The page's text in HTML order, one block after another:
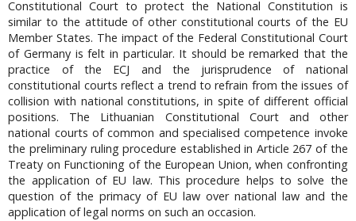
Constitutional Court to protect the National Constitution is
similar to the attitude of other constitutional courts of the EU
Member States. The impact of the Federal Constitutional Court
of Germany is felt in particular. It should be remarked that the
practice of the ECJ and the jurisprudence of national
constitutional courts reflect a trend to refrain from the issues of
collision with national constitutions, in spite of different official
positions. The Lithuanian Constitutional Court and other
national courts of common and specialised competence invoke
the preliminary ruling procedure established in Article 267 of the
Treaty on Functioning of the European Union, when confronting
the application of EU law. This procedure helps to solve the
question of the primacy of EU law over national law and the
application of legal norms on such an occasion.